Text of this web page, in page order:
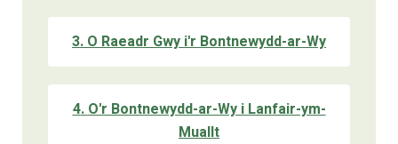
3. O Raeadr Gwy i'r Bontnewydd-ar-Wy
4. O'r Bontnewydd-ar-Wy i Lanfair-ym-
Muallt